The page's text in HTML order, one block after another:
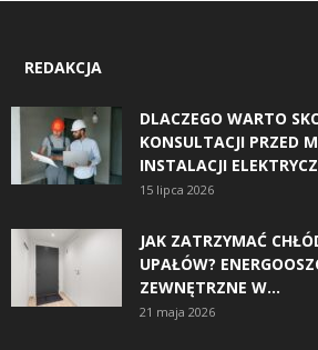
REDAKCJA
DLACZEGO WARTO
KONSULTACJI PRZED
INSTALACJI
15 lipca 2026
JAK ZATRZYMAĆ
UPAŁÓW?
ZEWNĘTRZNE W...
21 maja 2026